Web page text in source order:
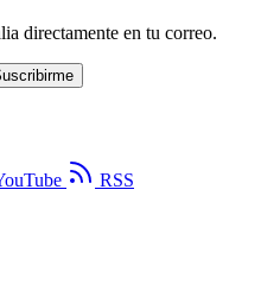
directamente en tu correo.
RSS